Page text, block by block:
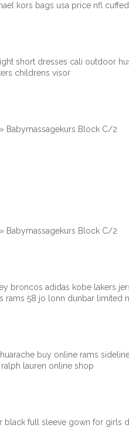
kors bags usa price nfl
short dresses cali outdoor
childrens visor
Babymassagekurs Block C/2
Babymassagekurs Block C/2
broncos adidas kobe lakers
rams 58 jo lonn dunbar limited
buy online rams
lauren online shop
black full sleeve gown for girls